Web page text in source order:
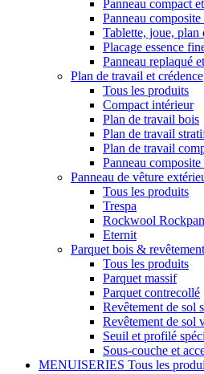
Panneau compact
Panneau
Tablette, joue, plan
Placage essence
Panneau replaqué
Plan de travail et crédence
Tous les produits
Compact intérieur
Plan de travail bois
Plan de travail
Plan de travail
Panneau
Panneau de vêture
Tous les produits
Trespa
Rockwool
Eternit
Parquet bois &
Tous les produits
Parquet massif
Parquet contrecollé
Revêtement de sol
Revêtement de sol
Seuil et profilé
Sous-couche et
MENUISERIES Tous les